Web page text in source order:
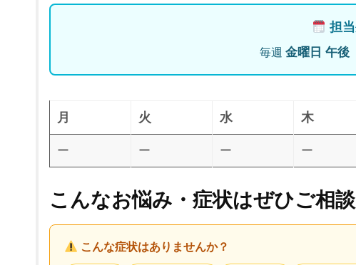
担
毎週 金曜日 午後
月 火 水 木
ー ー ー ー
こんなお悩み・症状はぜひご相
こんな症状はありませんか？